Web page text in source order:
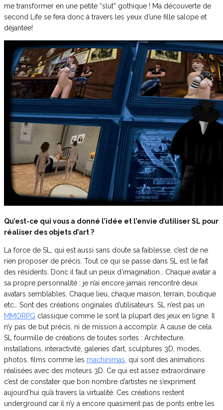
me transformer en une petite “slut” gothique ! Ma découverte de
second Life se fera donc à travers les yeux d’une fille salope et
déjantée!
Qu’est-ce qui vous a donné l’idée et l’envie d’utiliser SL pour
réaliser des objets d’art ?
La force de SL, qui est aussi sans doute sa faiblesse, c’est de ne
rien proposer de précis. Tout ce qui se passe dans SL est le fait
des résidents. Donc il faut un peux d’imagination… Chaque avatar a
sa propre personnalité : je n’ai encore jamais rencontré deux
avatars semblables. Chaque lieu, chaque maison, terrain, boutique
etc… Sont des créations originales d’utilisateurs. SL n’est pas un
MMORPG classique comme le sont la plupart des jeux en ligne. Il
n’y pas de but précis, ni de mission à accomplir. A cause de cela
SL fourmille de créations de toutes sortes : Architecture,
installations, interactivité, galeries d’art, sculptures 3D, modes,
photos, films comme les machinimas , qui sont des animations
réalisées avec des moteurs 3D. Ce qui est assez extraordinaire
c’est de constater que bon nombre d’artistes ne s’expriment
aujourd’hui qu’à travers la virtualité. Ces créations restent
underground car il n’y a encore quasiment pas de ponts entre les